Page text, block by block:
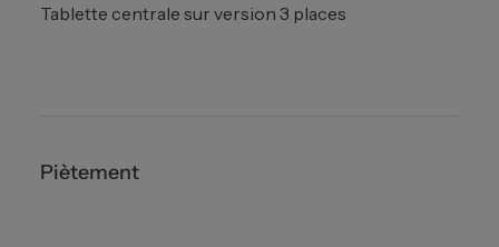
Tablette centrale sur version 3 places
Piètement